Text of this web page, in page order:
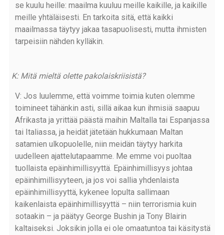
se kuulu heille: maailma kuuluu meille kaikille, ja kaikille
meille yhtäläisesti. En tarkoita sitä, että kaikki
maailmassa täytyy jakaa tasapuolisesti, mutta ihmisten
tarpeisiin nähden kylläkin.
K: Mitä mieltä olette pakolaiskriisistä?
V: Jos luulemme, että voimme toimia kuten olemme
toimineet tähänkin asti, sillä aikaa kun ihmisiä saapuu
Afrikasta ja yrittää päästä maihin Maltalla tai Espanjassa
tai Italiassa, ja heidät jätetään hukkumaan Maltan
satamien ulkopuolelle, niin meidän täytyy harkita
uudelleen ajattelutapaamme. Me emme voi puoltaa
tuollaista epäinhimillisyyttä. Epäinhimillisyys johtaa
epäinhimillisyyteen, ja jos voi sallia yhdenlaista
epäinhimillisyyttä, kykenee lopulta sallimaan
kaikenlaista epäinhimillisyyttä – niin terrorismia kuin
sotaakin – ja päätyy George Bushin ja Tony Blairin
kaltaiseksi. Joksikin jolla ei ole omaatuntoa tai käsitystä